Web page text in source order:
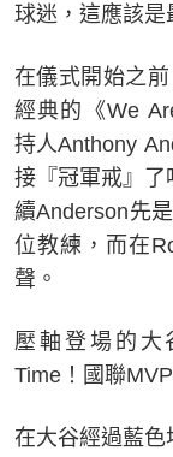
球迷，這應該是
在儀式開始之
經典的《We
持人Anthony
接『冠軍戒』了
續Anderson先
位教練，而在
聲。
壓軸登場的大
Time！國聯
在大谷經過藍色